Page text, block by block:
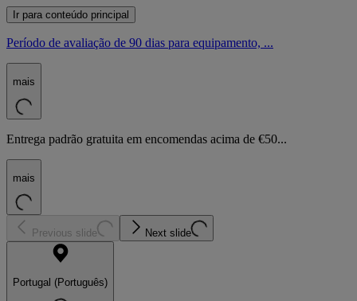
Ir para conteúdo principal
Período de avaliação de 90 dias para equipamento, ...
mais
Entrega padrão gratuita em encomendas acima de €50...
mais
Previous slide Next slide
Portugal (Português)